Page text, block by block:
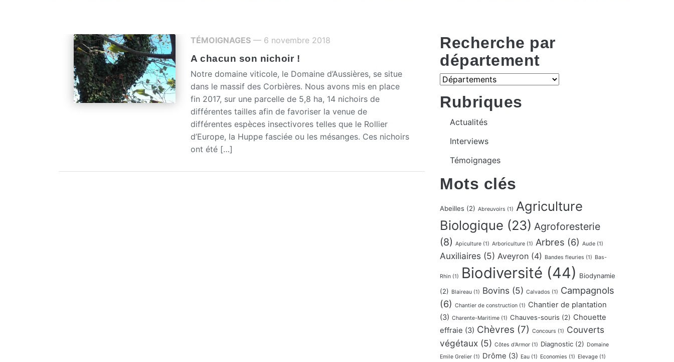
TÉMOIGNAGES — 6 novembre 2018
A chacun son nichoir !
Notre domaine viticole, le Domaine d’Aussières, se situe
dans le massif des Corbières. Nous avons mis en place
fin 2017, sur une parcelle de 5,8 ha, 14 nichoirs de
différentes tailles afin de favoriser la venue de
différentes espèces insectivores telles que le Rollier
d’Europe, la Huppe fasciée ou les mésanges. Ces nichoirs
ont été […]
Recherche par
département
Rubriques
Actualités
Interviews
Témoignages
Mots clés
Abeilles (2) Abreuvoirs (1) Agriculture
Biologique (23) Agroforesterie
(8) Apiculture (1) Arboriculture (1) Arbres (6) Aude (1)
Auxiliaires (5) Aveyron (4) Bandes fleuries (1) Bas-
Rhin (1) Biodiversité (44) Biodynamie
(2) Blaireau (1) Bovins (5) Calvados (1) Campagnols
(6) Chantier de construction (1) Chantier de plantation
(3) Charente-Maritime (1) Chauves-souris (2) Chouette
effraie (3) Chèvres (7) Concours (1) Couverts
végétaux (5) Côtes d'Armor (1) Diagnostic (2) Domaine
Emile Grelier (1) Drôme (3) Eau (1) Economies (1) Elevage (1)